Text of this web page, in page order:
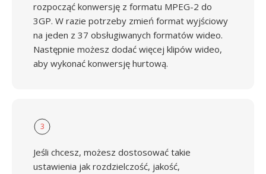
rozpocząć konwersję z formatu MPEG-2 do
3GP. W razie potrzeby zmień format wyjściowy
na jeden z 37 obsługiwanych formatów wideo.
Następnie możesz dodać więcej klipów wideo,
aby wykonać konwersję hurtową.
3
Jeśli chcesz, możesz dostosować takie
ustawienia jak rozdzielczość, jakość,